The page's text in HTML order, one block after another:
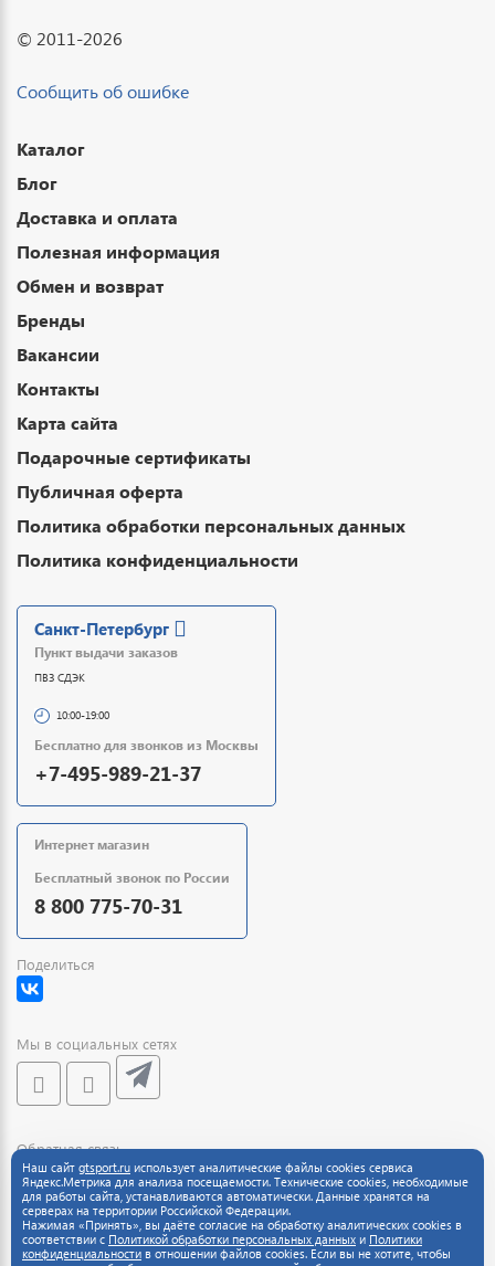
© 2011-2026
Сообщить об ошибке
Каталог
Блог
Доставка и оплата
Полезная информация
Обмен и возврат
Бренды
Вакансии
Контакты
Карта сайта
Подарочные сертификаты
Публичная оферта
Политика обработки персональных данных
Политика конфиденциальности
Санкт-Петербург
Пункт выдачи заказов
ПВЗ СДЭК
10:00-19:00
Бесплатно для звонков из Москвы
+7-495-989-21-37
Интернет магазин
Бесплатный звонок по России
8 800 775-70-31
Поделиться
Мы в социальных сетях
Обратная связь
Наш сайт gtsport.ru использует аналитические файлы cookies сервиса
Яндекс.Метрика для анализа посещаемости. Технические cookies, необходимые
для работы сайта, устанавливаются автоматически. Данные хранятся на
серверах на территории Российской Федерации.
Нажимая «Принять», вы даёте согласие на обработку аналитических cookies в
соответствии с Политикой обработки персональных данных и Политики
конфиденциальности в отношении файлов cookies. Если вы не хотите, чтобы